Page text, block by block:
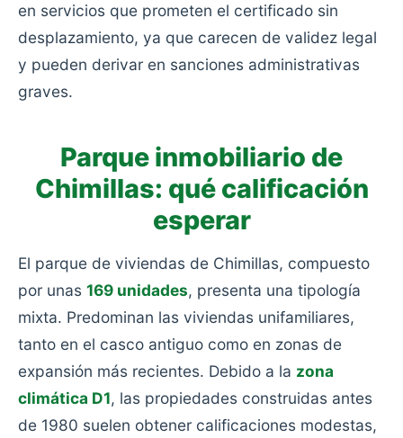
en servicios que prometen el certificado sin
desplazamiento, ya que carecen de validez legal
y pueden derivar en sanciones administrativas
graves.
Parque inmobiliario de
Chimillas: qué calificación
esperar
El parque de viviendas de Chimillas, compuesto
por unas 169 unidades, presenta una tipología
mixta. Predominan las viviendas unifamiliares,
tanto en el casco antiguo como en zonas de
expansión más recientes. Debido a la zona
climática D1, las propiedades construidas antes
de 1980 suelen obtener calificaciones modestas,